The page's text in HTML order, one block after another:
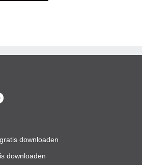
downloaden
downloaden